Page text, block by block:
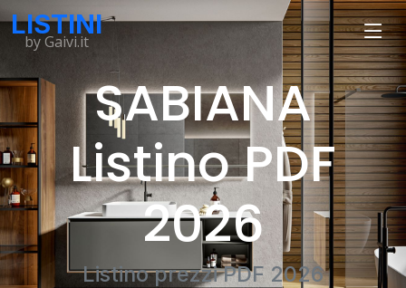
LISTINI
by Gaivi.it
SABIANA
Listino PDF
2026
Listino prezzi PDF 2026